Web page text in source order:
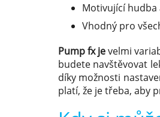
Motivující
Vhodný pro
Pump fx jevelmi
budete navštěvovat
díky možnosti
platí, že je třeba, aby